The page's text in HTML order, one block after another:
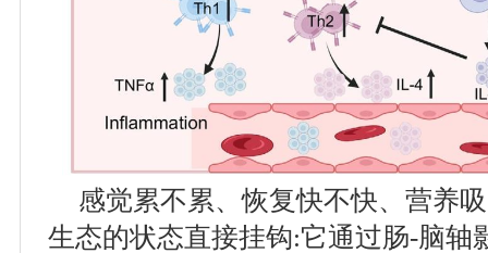
感觉累不累、恢复快不快、营养
生态的状态直接挂钩:它通过肠-脑轴